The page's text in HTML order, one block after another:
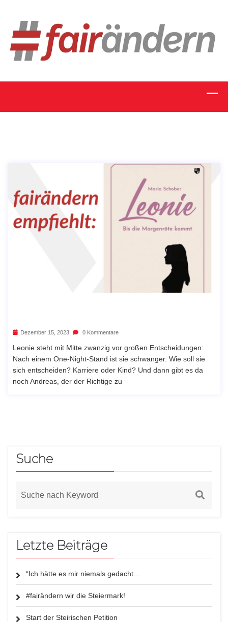
Dezember 15, 2023 0 Kommentare
Leonie steht mit Mitte zwanzig vor großen Entscheidungen:
Nach einem One-Night-Stand ist sie schwanger. Wie soll sie
sich entscheiden? Karriere oder Kind? Und dann gibt es da
noch Andreas, der der Richtige zu
Suche
Letzte Beiträge
“Ich hätte es mir niemals gedacht…
#fairändern wir die Steiermark!
Start der Steirischen Petition